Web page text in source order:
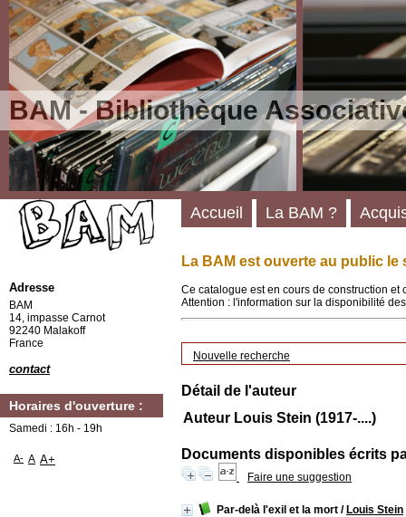
BAM - Bibliothèque
La BAM est ouverte au public le
Ce catalogue est en cours de construction
Attention : l'information sur la disponibilité
Nouvelle recherche
Détail de l'auteur
Auteur Louis Stein (1917-....)
Documents disponibles écrits
Faire une suggestion
Par-delà l'exil et la mort / Louis Stein
Accueil La BAM ?
Adresse
BAM
14, impasse Carnot
92240 Malakoff
France
contact
Horaires d'ouverture :
Samedi : 16h - 19h
A- A A+